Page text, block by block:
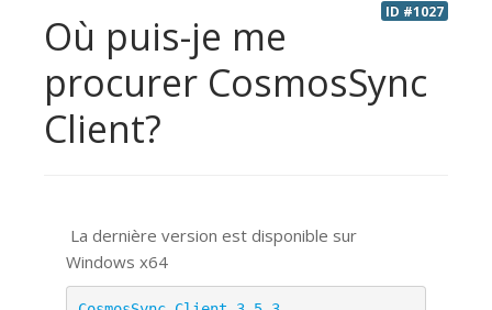
ID #1027
Où puis-je me
procurer CosmosSync
Client?
La dernière version est disponible sur
Windows x64